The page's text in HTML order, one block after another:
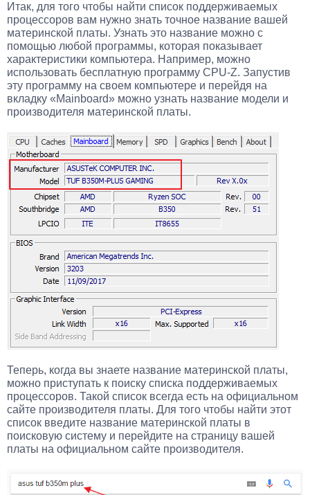
Итак, для того чтобы найти список поддерживаемых
процессоров вам нужно знать точное название вашей
материнской платы. Узнать это название можно с
помощью любой программы, которая показывает
характеристики компьютера. Например, можно
использовать бесплатную программу CPU-Z. Запустив
эту программу на своем компьютере и перейдя на
вкладку «Mainboard» можно узнать название модели и
производителя материнской платы.
Теперь, когда вы знаете название материнской платы,
можно приступать к поиску списка поддерживаемых
процессоров. Такой список всегда есть на официальном
сайте производителя платы. Для того чтобы найти этот
список введите название материнской платы в
поисковую систему и перейдите на страницу вашей
платы на официальном сайте производителя.